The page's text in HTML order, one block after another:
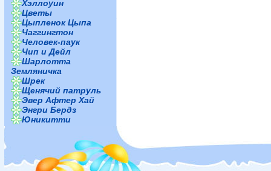
Хэллоуин
Цветы
Цыпленок Цыпа
Чаггингтон
Человек-паук
Чип и Дейл
Шарлотта
Земляничка
Шрек
Щенячий патруль
Эвер Афтер Хай
Энгри Бердз
Юникитти